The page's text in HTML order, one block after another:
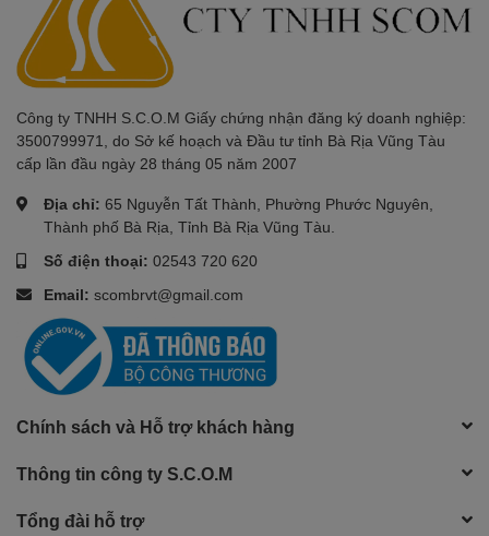
Công ty TNHH S.C.O.M Giấy chứng nhận đăng ký doanh nghiệp:
3500799971, do Sở kế hoạch và Đầu tư tỉnh Bà Rịa Vũng Tàu
cấp lần đầu ngày 28 tháng 05 năm 2007
Địa chỉ: 65 Nguyễn Tất Thành, Phường Phước Nguyên,
Thành phố Bà Rịa, Tỉnh Bà Rịa Vũng Tàu.
Số điện thoại: 02543 720 620
Email: scombrvt@gmail.com
Chính sách và Hỗ trợ khách hàng
Thông tin công ty S.C.O.M
Tổng đài hỗ trợ